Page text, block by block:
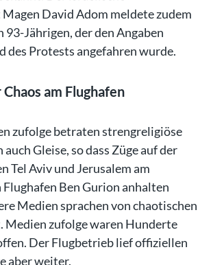
David Adom meldete zudem
Jährigen, der den Angaben
des Protests angefahren wurde.
am Flughafen
zufolge betraten strengreligiöse
Gleise, so dass Züge auf der
Tel Aviv und Jerusalem am
Ben Gurion anhalten
Medien sprachen von chaotischen
Medien zufolge waren Hunderte
Der Flugbetrieb lief offiziellen
aber weiter.